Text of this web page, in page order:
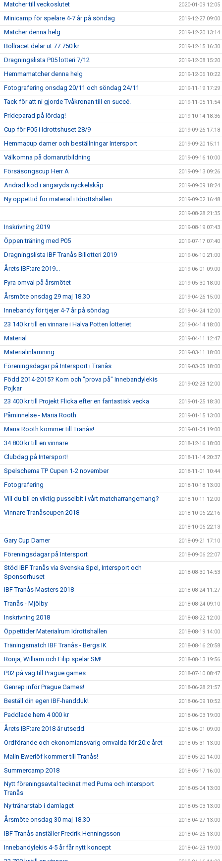
Matcher till veckoslutet 2020-01-09 12:05
Minicamp för spelare 4-7 år på söndag 2019-12-27 09:00
Matcher denna helg 2019-12-20 13:14
Bollracet delar ut 77 750 kr 2019-12-15 16:30
Dragningslista P05 lotteri 7/12 2019-12-08 15:20
Hemmamatcher denna helg 2019-12-06 10:22
Fotografering onsdag 20/11 och söndag 24/11 2019-11-19 17:29
Tack för att ni gjorde Tvåkronan till en succé. 2019-11-05 11:54
Prideparad på lördag! 2019-10-14 18:36
Cup för P05 i Idrottshuset 28/9 2019-09-26 17:18
Hemmacup damer och beställningar Intersport 2019-09-20 15:11
Välkomna på domarutbildning 2019-09-16 10:00
Försäsongscup Herr A 2019-09-13 09:26
Ändrad kod i ängaryds nyckelskåp 2019-09-09 18:24
Ny öppettid för material i Idrottshallen 2019-09-02 16:48
2019-08-28 21:35
Inskrivning 2019 2019-08-19 07:43
Öppen träning med P05 2019-07-17 07:40
Dragningslista IBF Tranås Billotteri 2019 2019-06-10 21:00
Årets IBF:are 2019... 2019-06-01 09:00
Fyra omval på årsmötet 2019-05-30 18:00
Årsmöte onsdag 29 maj 18.30 2019-04-26 15:00
Innebandy för tjejer 4-7 år på söndag 2019-04-24 12:00
23 140 kr till en vinnare i Halva Potten lotteriet 2019-04-14 18:00
Material 2019-04-11 12:47
Materialinlämning 2019-03-11 18:00
Föreningsdagar på Intersport i Tranås 2019-03-05 18:00
Född 2014-2015? Kom och "prova på" Innebandylekis
Pojkar
2019-02-28 12:00
23 400 kr till Projekt Flicka efter en fantastisk vecka 2019-01-25 18:30
Påminnelse - Maria Rooth 2019-01-15 13:00
Maria Rooth kommer till Tranås! 2019-01-04 19:00
34 800 kr till en vinnare 2018-12-16 18:00
Clubdag på Intersport! 2018-11-14 20:37
Spelschema TP Cupen 1-2 november 2018-11-01 10:44
Fotografering 2018-10-18 13:00
Vill du bli en viktig pusselbit i vårt matcharrangemang? 2018-10-11 12:00
Vinnare Tranåscupen 2018 2018-10-06 22:16
2018-10-06 22:13
Gary Cup Damer 2018-09-21 17:10
Föreningsdagar på Intersport 2018-09-06 22:07
Stöd IBF Tranås via Svenska Spel, Intersport och
Sponsorhuset
2018-08-30 14:53
IBF Tranås Masters 2018 2018-08-24 11:27
Tranås - Mjölby 2018-08-24 09:10
Inskrivning 2018 2018-08-22 12:00
Öppettider Materialrum Idrottshallen 2018-08-19 14:00
Träningsmatch IBF Tranås - Bergs IK 2018-08-16 20:58
Ronja, William och Filip spelar SM! 2018-08-13 19:56
P02 på väg till Prague games 2018-07-10 08:47
Genrep inför Prague Games! 2018-06-28 21:57
Beställ din egen IBF-handduk! 2018-06-09 10:52
Paddlade hem 4 000 kr 2018-06-03 19:00
Årets IBF:are 2018 är utsedd 2018-06-01 09:00
Ordförande och ekonomiansvarig omvalda för 20:e året 2018-05-31 13:00
Malin Ewerlöf kommer till Tranås! 2018-05-20 14:00
Summercamp 2018 2018-05-17 16:00
Nytt föreningsavtal tecknat med Puma och Intersport
Tranås
2018-05-04 13:00
Ny tränarstab i damlaget 2018-05-03 13:00
Årsmöte onsdag 30 maj 18.30 2018-04-27 13:00
IBF Tranås anställer Fredrik Henningsson 2018-04-25 13:00
Innebandylekis 4-5 år får nytt koncept 2018-04-23 19:00